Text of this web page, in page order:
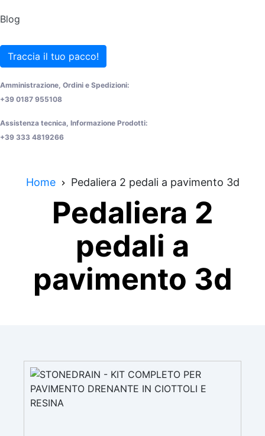
Blog
Traccia il tuo pacco!
Amministrazione, Ordini e Spedizioni:
+39 0187 955108
Assistenza tecnica, Informazione Prodotti:
+39 333 4819266
Home Pedaliera 2 pedali a pavimento 3d
Pedaliera 2
pedali a
pavimento 3d